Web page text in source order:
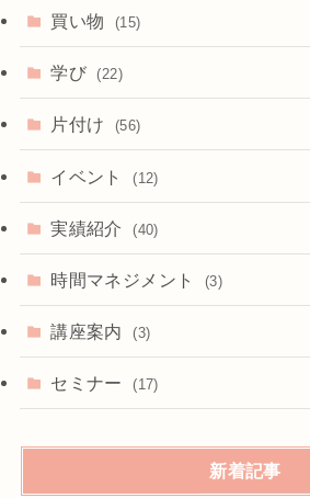
買い物 (15)
学び (22)
片付け (56)
イベント (12)
実績紹介 (40)
時間マネジメント (3)
講座案内 (3)
セミナー (17)
新着記事